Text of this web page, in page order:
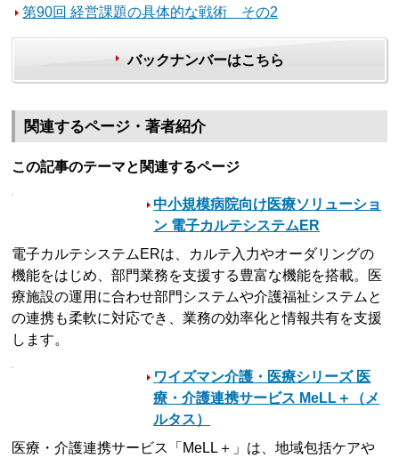
第90回 経営課題の具体的な戦術 その2
バックナンバーはこちら
関連するページ・著者紹介
この記事のテーマと関連するページ
中小規模病院向け医療ソリューショ
ン 電子カルテシステムER
電子カルテシステムERは、カルテ入力やオーダリングの
機能をはじめ、部門業務を支援する豊富な機能を搭載。医
療施設の運用に合わせ部門システムや介護福祉システムと
の連携も柔軟に対応でき、業務の効率化と情報共有を支援
します。
ワイズマン介護・医療シリーズ 医
療・介護連携サービス MeLL＋（メ
ルタス）
医療・介護連携サービス「MeLL＋」は、地域包括ケアや